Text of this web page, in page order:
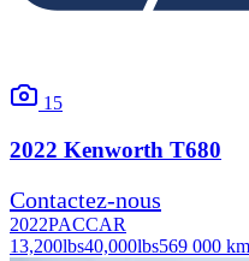
15
2022 Kenworth T680
Contactez-nous
2022PACCAR
13,200lbs40,000lbs569 000 km